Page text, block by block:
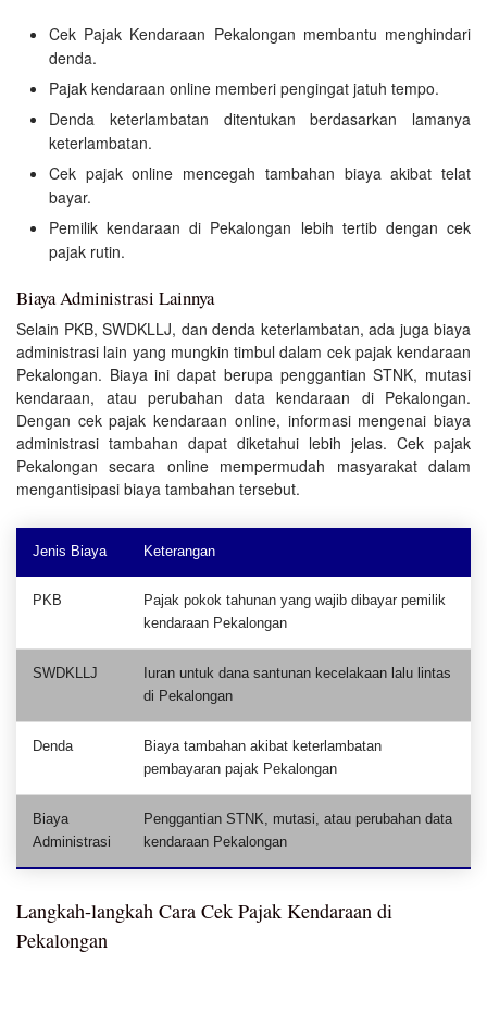
Cek Pajak Kendaraan Pekalongan membantu menghindari
denda.
Pajak kendaraan online memberi pengingat jatuh tempo.
Denda keterlambatan ditentukan berdasarkan lamanya
keterlambatan.
Cek pajak online mencegah tambahan biaya akibat telat
bayar.
Pemilik kendaraan di Pekalongan lebih tertib dengan cek
pajak rutin.
Biaya Administrasi Lainnya
Selain PKB, SWDKLLJ, dan denda keterlambatan, ada juga biaya
administrasi lain yang mungkin timbul dalam cek pajak kendaraan
Pekalongan. Biaya ini dapat berupa penggantian STNK, mutasi
kendaraan, atau perubahan data kendaraan di Pekalongan.
Dengan cek pajak kendaraan online, informasi mengenai biaya
administrasi tambahan dapat diketahui lebih jelas. Cek pajak
Pekalongan secara online mempermudah masyarakat dalam
mengantisipasi biaya tambahan tersebut.
Jenis Biaya Keterangan
PKB
Pajak pokok tahunan yang wajib dibayar pemilik
kendaraan Pekalongan
SWDKLLJ
Iuran untuk dana santunan kecelakaan lalu lintas
di Pekalongan
Denda
Biaya tambahan akibat keterlambatan
pembayaran pajak Pekalongan
Biaya
Administrasi
Penggantian STNK, mutasi, atau perubahan data
kendaraan Pekalongan
Langkah-langkah Cara Cek Pajak Kendaraan di
Pekalongan